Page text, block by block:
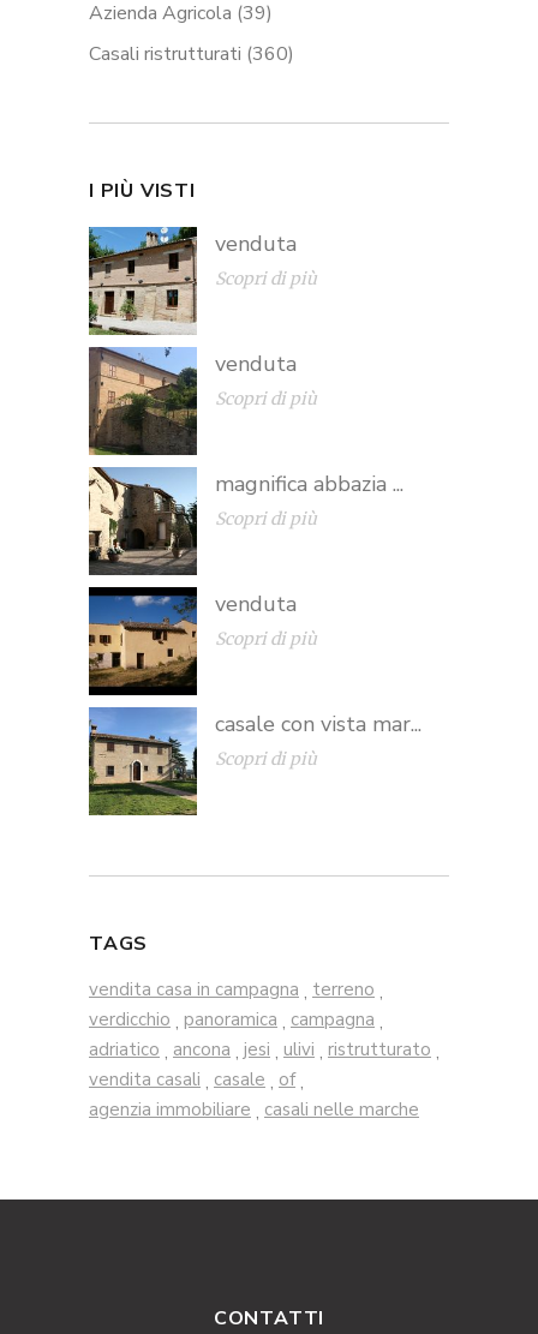
Azienda Agricola (39)
Casali ristrutturati (360)
I PIÙ VISTI
venduta
Scopri di più
venduta
Scopri di più
magnifica abbazia ...
Scopri di più
venduta
Scopri di più
casale con vista mar...
Scopri di più
TAGS
vendita casa in campagna , terreno ,
verdicchio , panoramica , campagna ,
adriatico , ancona ,jesi , ulivi , ristrutturato ,
vendita casali , casale , of ,
agenzia immobiliare , casali nelle marche
CONTATTI